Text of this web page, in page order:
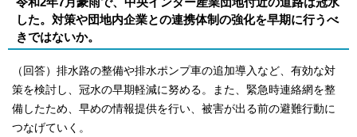
した。対策や団地内企業との連携体制の強化を早期に行うべ
きではないか。
（回答）排水路の整備や排水ポンプ車の追加導入など、有効な対
策を検討し、冠水の早期軽減に努める。また、緊急時連絡網を整
備したため、早めの情報提供を行い、被害が出る前の避難行動に
つなげていく。